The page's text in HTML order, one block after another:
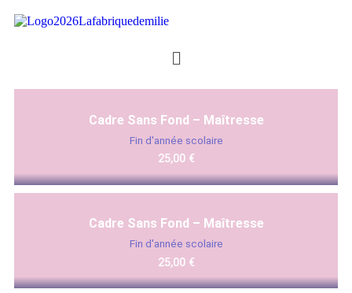
Cadre Sans Fond – Maîtresse
Fin d'année scolaire
25,00 €
Cadre Sans Fond – Maîtresse
Fin d'année scolaire
25,00 €